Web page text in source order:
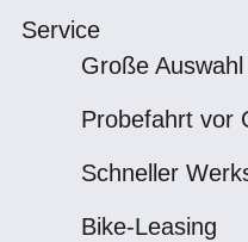
Service
Große
Probefahrt vor
Schneller
Bike-Leasing